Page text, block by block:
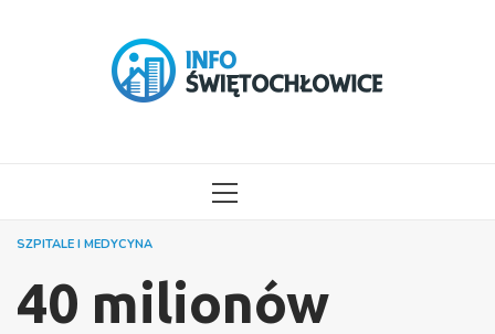
MENU
SZPITALE I MEDYCYNA
40 milionów